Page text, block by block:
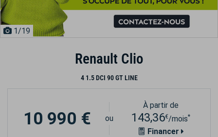
1/19
Renault Clio
4 1.5 DCI 90 GT LINE
10 990 € ou
À partir de
143,36€/mois*
Financer